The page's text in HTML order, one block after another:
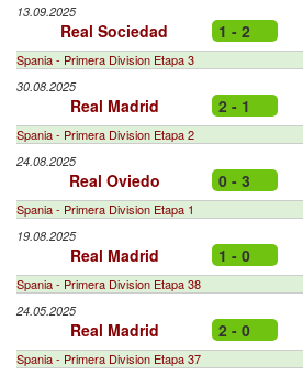
13.09.2025
Real Sociedad 1 - 2
Spania - Primera Division Etapa 3
30.08.2025
Real Madrid 2 - 1
Spania - Primera Division Etapa 2
24.08.2025
Real Oviedo 0 - 3
Spania - Primera Division Etapa 1
19.08.2025
Real Madrid 1 - 0
Spania - Primera Division Etapa 38
24.05.2025
Real Madrid 2 - 0
Spania - Primera Division Etapa 37